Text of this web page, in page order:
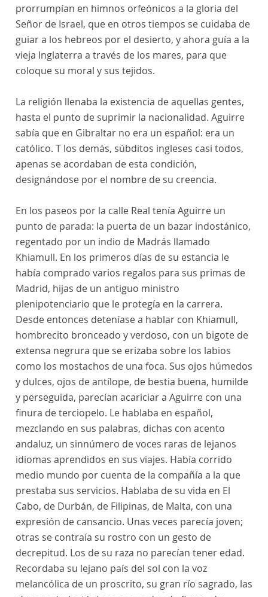
prorrumpían en himnos orfeónicos a la gloria del
Señor de Israel, que en otros tiempos se cuidaba de
guiar a los hebreos por el desierto, y ahora guía a la
vieja Inglaterra a través de los mares, para que
coloque su moral y sus tejidos.
La religión llenaba la existencia de aquellas gentes,
hasta el punto de suprimir la nacionalidad. Aguirre
sabía que en Gibraltar no era un español: era un
católico. T los demás, súbditos ingleses casi todos,
apenas se acordaban de esta condición,
designándose por el nombre de su creencia.
En los paseos por la calle Real tenía Aguirre un
punto de parada: la puerta de un bazar indostánico,
regentado por un indio de Madrás llamado
Khiamull. En los primeros días de su estancia le
había comprado varios regalos para sus primas de
Madrid, hijas de un antiguo ministro
plenipotenciario que le protegía en la carrera.
Desde entonces deteníase a hablar con Khiamull,
hombrecito bronceado y verdoso, con un bigote de
extensa negrura que se erizaba sobre los labios
como los mostachos de una foca. Sus ojos húmedos
y dulces, ojos de antílope, de bestia buena, humilde
y perseguida, parecían acariciar a Aguirre con una
finura de terciopelo. Le hablaba en español,
mezclando en sus palabras, dichas con acento
andaluz, un sinnúmero de voces raras de lejanos
idiomas aprendidos en sus viajes. Había corrido
medio mundo por cuenta de la compañía a la que
prestaba sus servicios. Hablaba de su vida en El
Cabo, de Durbán, de Filipinas, de Malta, con una
expresión de cansancio. Unas veces parecía joven;
otras se contraía su rostro con un gesto de
decrepitud. Los de su raza no parecían tener edad.
Recordaba su lejano país del sol con la voz
melancólica de un proscrito, su gran río sagrado, las